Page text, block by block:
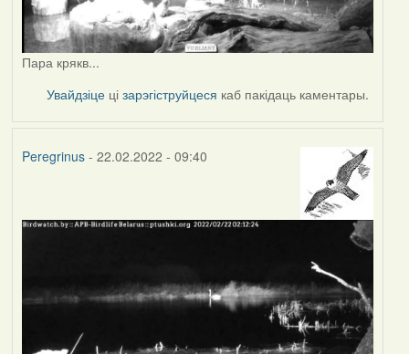
Пара крякв...
Увайдзіце цізарэгіструйцеся каб пакідаць каментары.
Peregrinus- 22.02.2022 - 09:40